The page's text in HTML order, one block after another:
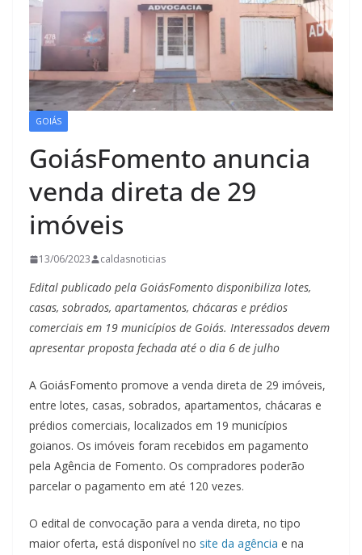
GOIÁS
GoiásFomento anuncia
venda direta de 29
imóveis
13/06/2023 caldasnoticias
Edital publicado pela GoiásFomento disponibiliza lotes,
casas, sobrados, apartamentos, chácaras e prédios
comerciais em 19 municípios de Goiás. Interessados devem
apresentar proposta fechada até o dia 6 de julho
A GoiásFomento promove a venda direta de 29 imóveis,
entre lotes, casas, sobrados, apartamentos, chácaras e
prédios comerciais, localizados em 19 municípios
goianos. Os imóveis foram recebidos em pagamento
pela Agência de Fomento. Os compradores poderão
parcelar o pagamento em até 120 vezes.
O edital de convocação para a venda direta, no tipo
maior oferta, está disponível no site da agência e na